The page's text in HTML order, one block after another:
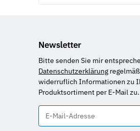
Newsletter
Bitte senden Sie mir
Datenschutzerklärung
widerruflich Informationen zu
Produktsortiment per E-Mail zu.